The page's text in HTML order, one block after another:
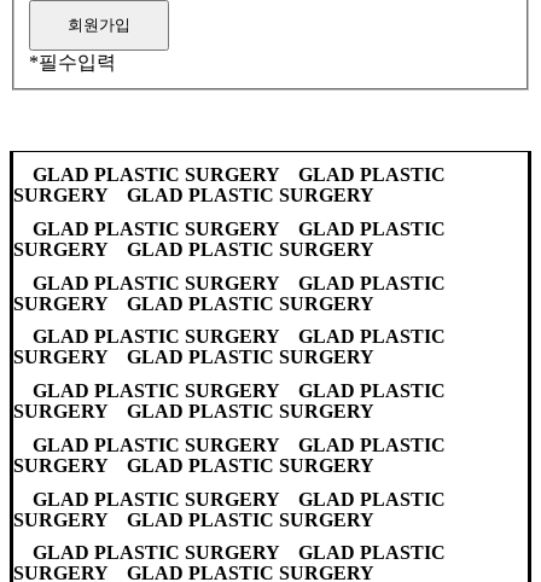
*필수입력
GLAD PLASTIC SURGERY GLAD PLASTIC
SURGERY GLAD PLASTIC SURGERY
GLAD PLASTIC SURGERY GLAD PLASTIC
SURGERY GLAD PLASTIC SURGERY
GLAD PLASTIC SURGERY GLAD PLASTIC
SURGERY GLAD PLASTIC SURGERY
GLAD PLASTIC SURGERY GLAD PLASTIC
SURGERY GLAD PLASTIC SURGERY
GLAD PLASTIC SURGERY GLAD PLASTIC
SURGERY GLAD PLASTIC SURGERY
GLAD PLASTIC SURGERY GLAD PLASTIC
SURGERY GLAD PLASTIC SURGERY
GLAD PLASTIC SURGERY GLAD PLASTIC
SURGERY GLAD PLASTIC SURGERY
GLAD PLASTIC SURGERY GLAD PLASTIC
SURGERY GLAD PLASTIC SURGERY